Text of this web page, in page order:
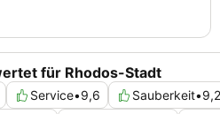
für Rhodos-Stadt
Service•9,6 Sauberkeit•9,2